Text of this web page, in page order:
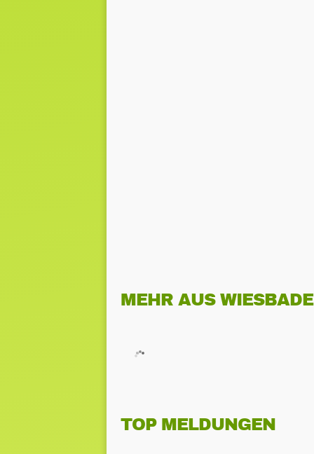
MEHR AUS
TOP MELDUNGEN